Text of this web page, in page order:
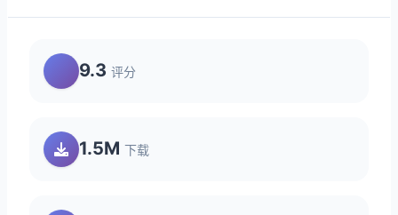
9.3 评分
1.5M 下载